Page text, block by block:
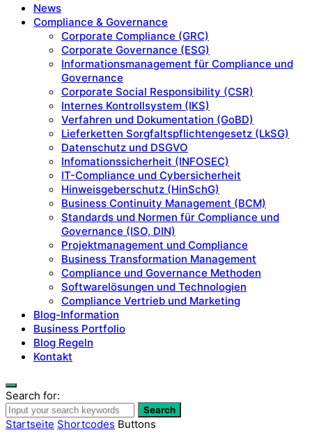
News
Compliance & Governance
Corporate Compliance (GRC)
Corporate Governance (ESG)
Informationsmanagement für Compliance und
Governance
Corporate Social Responsibility (CSR)
Internes Kontrollsystem (IKS)
Verfahren und Dokumentation (GoBD)
Lieferketten Sorgfaltspflichtengesetz (LkSG)
Datenschutz und DSGVO
Infomationssicherheit (INFOSEC)
IT-Compliance und Cybersicherheit
Hinweisgeberschutz (HinSchG)
Business Continuity Management (BCM)
Standards und Normen für Compliance und
Governance (ISO, DIN)
Projektmanagement und Compliance
Business Transformation Management
Compliance und Governance Methoden
Softwarelösungen und Technologien
Compliance Vertrieb und Marketing
Blog-Information
Business Portfolio
Blog Regeln
Kontakt
Search for:
Search
Startseite Shortcodes Buttons